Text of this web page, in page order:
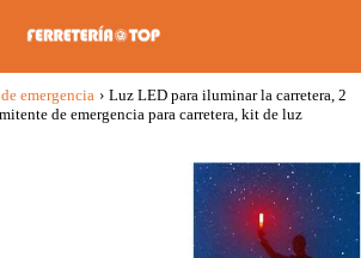
emergencia › Luz LED para iluminar la carretera, 2
de emergencia para carretera, kit de luz